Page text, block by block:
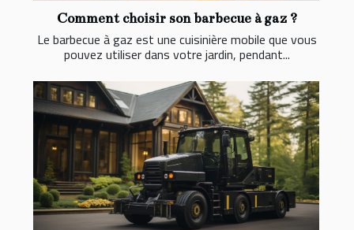
Comment choisir son barbecue à gaz ?
Le barbecue à gaz est une cuisinière mobile que vous
pouvez utiliser dans votre jardin, pendant...